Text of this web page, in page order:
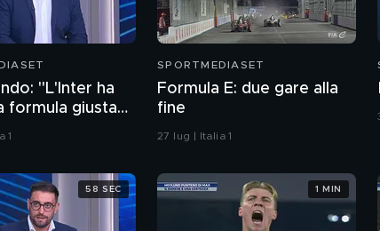
"L'Inter ha
formula giusta
a Romero"
1
SPORTMEDIASET
Formula E: due gare alla
fine
27 lug | Italia 1
58 SEC 1 MIN